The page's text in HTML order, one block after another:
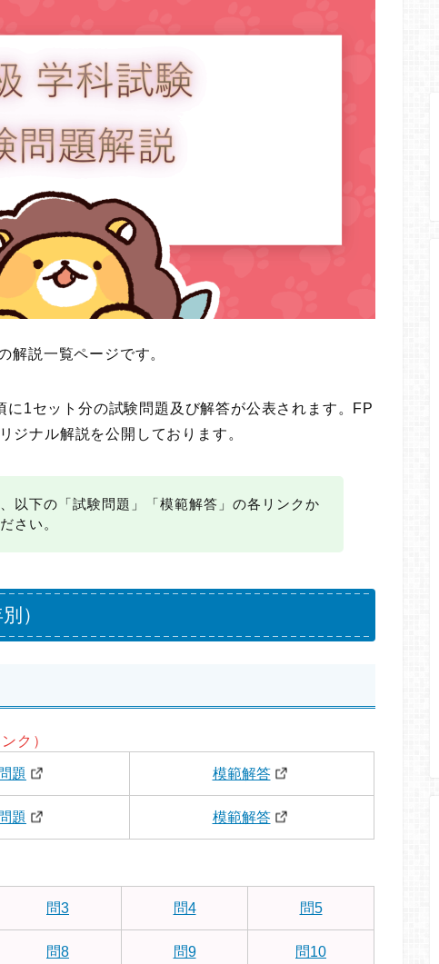
解説一覧ページです。
1セット分の試験問題及び解答が公表されます。FP
ジナル解説を公開しております。
以下の「試験問題」「模範解答」の各リンクか
さい。
）
ク）
題 模範解答
題 模範解答
問3 問4 問5
問8 問9 問10